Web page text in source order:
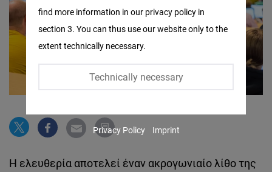
Η ελευθερία αποτελεί έναν ακρογωνιαίο λίθο της
find more information in our privacy policy in
section 3. You can thus use our website only to the
extent technically necessary.
Technically necessary
Twitter
Embed
Youtube
Privacy Policy Imprint